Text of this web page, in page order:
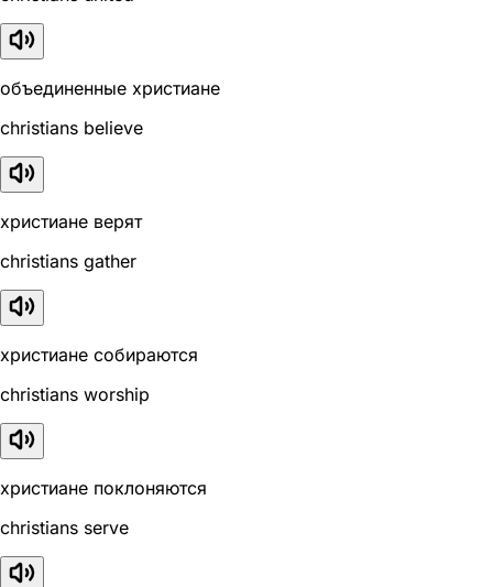
объединенные христиане
christians believe
христиане верят
christians gather
христиане собираются
christians worship
христиане поклоняются
christians serve